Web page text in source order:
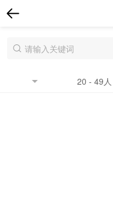
20 - 49人